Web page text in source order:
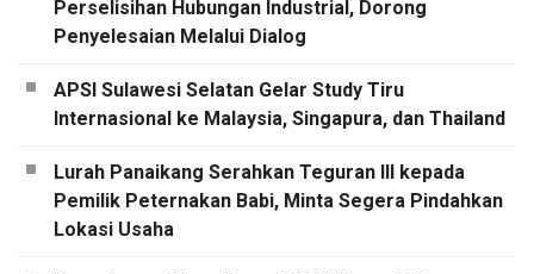
Perselisihan Hubungan Industrial, Dorong
Penyelesaian Melalui Dialog
APSI Sulawesi Selatan Gelar Study Tiru
Internasional ke Malaysia, Singapura, dan Thailand
Lurah Panaikang Serahkan Teguran III kepada
Pemilik Peternakan Babi, Minta Segera Pindahkan
Lokasi Usaha